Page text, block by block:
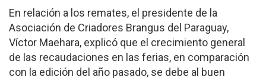
En relación a los remates, el presidente de la
Asociación de Criadores Brangus del Paraguay,
Víctor Maehara, explicó que el crecimiento general
de las recaudaciones en las ferias, en comparación
con la edición del año pasado, se debe al buen